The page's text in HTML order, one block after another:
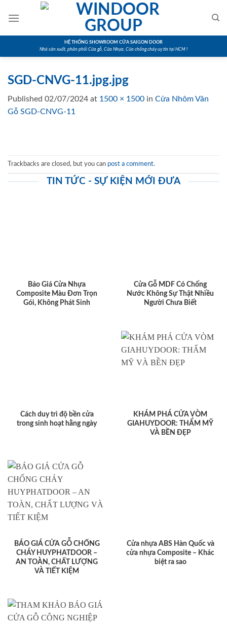
HỆ THỐNG SHOWROOM CỬA SAIGON DOOR
Nhà sản xuất, phân phối Cửa gỗ, Cửa Nhựa, Cửa chống cháy uy tín tại HCM !
SGD-CNVG-11.jpg.jpg
Published 02/07/2024 at 1500 × 1500 in Cửa Nhôm Vân
Gỗ SGD-CNVG-11
Trackbacks are closed, but you can post a comment.
TIN TỨC - SỰ KIỆN MỚI ĐƯA
Báo Giá Cửa Nhựa
Composite Màu Đơn Trọn
Gói, Không Phát Sinh
Cửa Gỗ MDF Có Chống
Nước Không Sự Thật Nhiều
Người Chưa Biết
Cách duy trì độ bền cửa
trong sinh hoạt hằng ngày
KHÁM PHÁ CỬA VÒM
GIAHUYDOOR: THẨM MỸ
VÀ BỀN ĐẸP
BÁO GIÁ CỬA GỖ CHỐNG
CHÁY HUYPHATDOOR –
AN TOÀN, CHẤT LƯỢNG
VÀ TIẾT KIỆM
Cửa nhựa ABS Hàn Quốc và
cửa nhựa Composite – Khác
biệt ra sao